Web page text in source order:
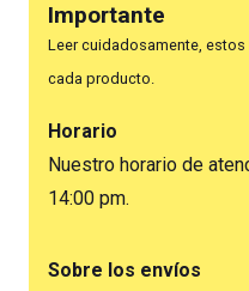
referencial)
cantidad
Importante
Leer cuidadosamente,
cada producto.
Horario
Nuestro horario de
14:00 pm.
Sobre los envíos